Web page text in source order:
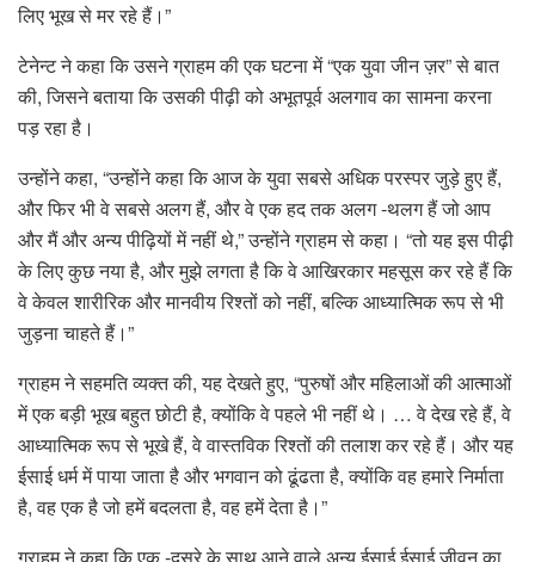
लिए भूख से मर रहे हैं।”
टेनेन्ट ने कहा कि उसने ग्राहम की एक घटना में “एक युवा जीन ज़र” से बात
की, जिसने बताया कि उसकी पीढ़ी को अभूतपूर्व अलगाव का सामना करना
पड़ रहा है।
उन्होंने कहा, “उन्होंने कहा कि आज के युवा सबसे अधिक परस्पर जुड़े हुए हैं,
और फिर भी वे सबसे अलग हैं, और वे एक हद तक अलग -थलग हैं जो आप
और मैं और अन्य पीढ़ियों में नहीं थे,” उन्होंने ग्राहम से कहा। “तो यह इस पीढ़ी
के लिए कुछ नया है, और मुझे लगता है कि वे आखिरकार महसूस कर रहे हैं कि
वे केवल शारीरिक और मानवीय रिश्तों को नहीं, बल्कि आध्यात्मिक रूप से भी
जुड़ना चाहते हैं।”
ग्राहम ने सहमति व्यक्त की, यह देखते हुए, “पुरुषों और महिलाओं की आत्माओं
में एक बड़ी भूख बहुत छोटी है, क्योंकि वे पहले भी नहीं थे। … वे देख रहे हैं, वे
आध्यात्मिक रूप से भूखे हैं, वे वास्तविक रिश्तों की तलाश कर रहे हैं। और यह
ईसाई धर्म में पाया जाता है और भगवान को ढूंढता है, क्योंकि वह हमारे निर्माता
है, वह एक है जो हमें बदलता है, वह हमें देता है।”